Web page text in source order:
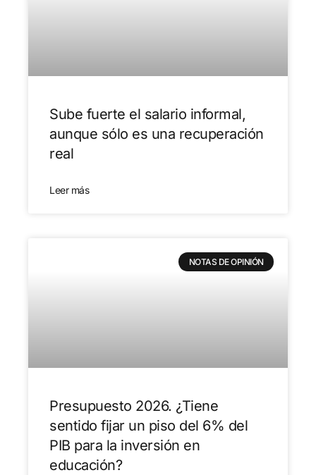
Sube fuerte el salario informal,
aunque sólo es una recuperación
real
Leer más
NOTAS DE OPINIÓN
Presupuesto 2026. ¿Tiene
sentido fijar un piso del 6% del
PIB para la inversión en
educación?